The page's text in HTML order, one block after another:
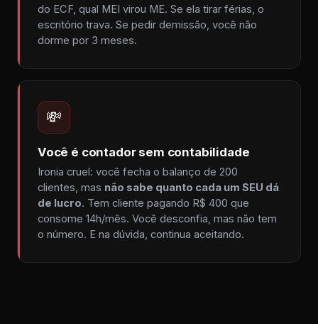
do ECF, qual MEI virou ME. Se ela tirar férias, o
escritório trava. Se pedir demissão, você não
dorme por 3 meses.
💸
Você é contador sem contabilidade
Ironia cruel: você fecha o balanço de 200
clientes, mas não sabe quanto cada um SEU dá
de lucro. Tem cliente pagando R$ 400 que
consome 14h/mês. Você desconfia, mas não tem
o número. E na dúvida, continua aceitando.